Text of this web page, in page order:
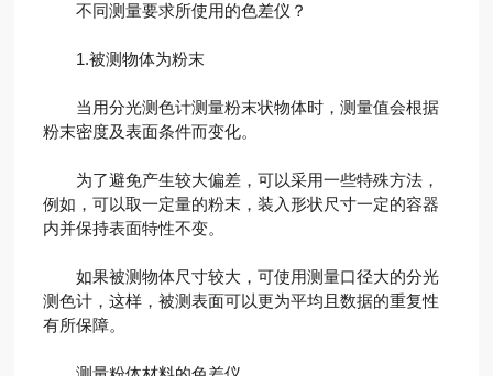
不同测量要求所使用的色差仪？
1.被测物体为粉末
当用分光测色计测量粉末状物体时，测量值会根据
粉末密度及表面条件而变化。
为了避免产生较大偏差，可以采用一些特殊方法，
例如，可以取一定量的粉末，装入形状尺寸一定的容器
内并保持表面特性不变。
如果被测物体尺寸较大，可使用测量口径大的分光
测色计，这样，被测表面可以更为平均且数据的重复性
有所保障。